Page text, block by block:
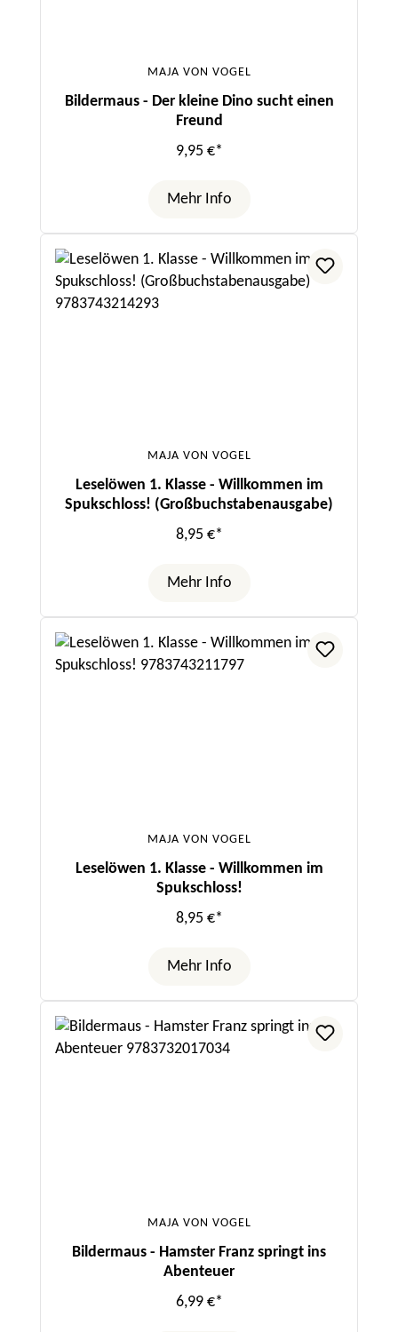
MAJA VON VOGEL
Bildermaus - Der kleine Dino sucht einen
Freund
9,95 €*
Mehr Info
MAJA VON VOGEL
Leselöwen 1. Klasse - Willkommen im
Spukschloss! (Großbuchstabenausgabe)
8,95 €*
Mehr Info
MAJA VON VOGEL
Leselöwen 1. Klasse - Willkommen im
Spukschloss!
8,95 €*
Mehr Info
MAJA VON VOGEL
Bildermaus - Hamster Franz springt ins
Abenteuer
6,99 €*